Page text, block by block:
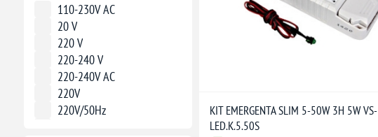
110-230V AC
20 V
220 V
220-240 V
220-240V AC
220V
220V/50Hz
KIT EMERGENTA SLIM 5-50W 3H 5W VS-
LED.K.5.50S